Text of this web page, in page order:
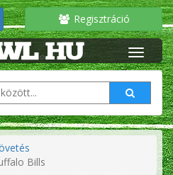
Regisztráció
Bills